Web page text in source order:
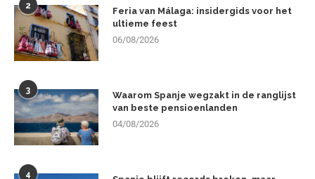
2
Feria van Málaga: insidergids voor het
ultieme feest
06/08/2026
3
Waarom Spanje wegzakt in de ranglijst
van beste pensioenlanden
04/08/2026
4